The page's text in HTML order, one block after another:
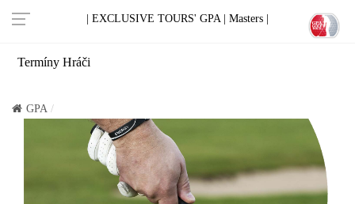
| EXCLUSIVE TOURS' GPA | Masters |
Termíny Hráči
GPA